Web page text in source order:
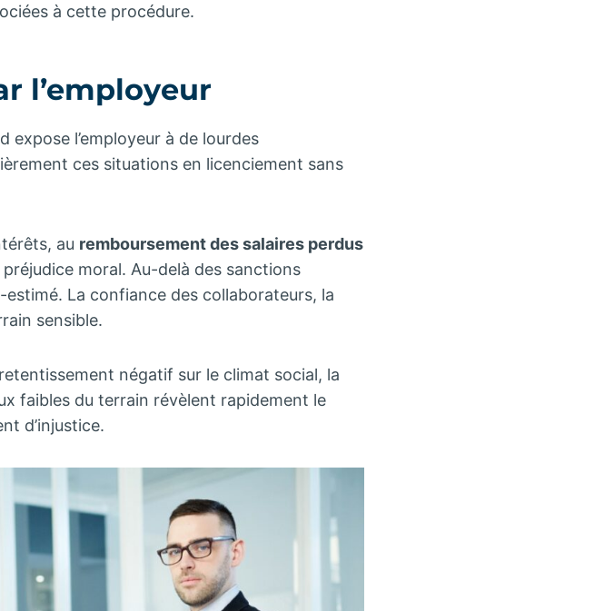
à cette procédure.
l’employeur
expose l’employeur à de lourdes
ces situations en licenciement sans
au remboursement des salaires perdus
moral. Au-delà des sanctions
La confiance des collaborateurs, la
sensible.
négatif sur le climat social, la
faibles du terrain révèlent rapidement le
d’injustice.